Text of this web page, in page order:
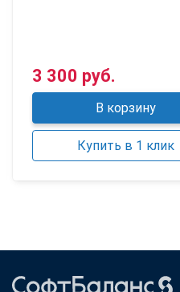
3 300 руб.
В корзину
Купить в 1 клик